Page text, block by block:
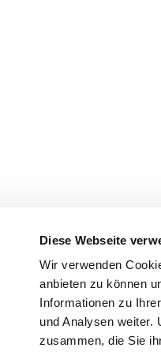
Diese Webseite
Wir verwenden
anbieten zu können
Informationen zu
und Analysen weiter.
zusammen, die Sie